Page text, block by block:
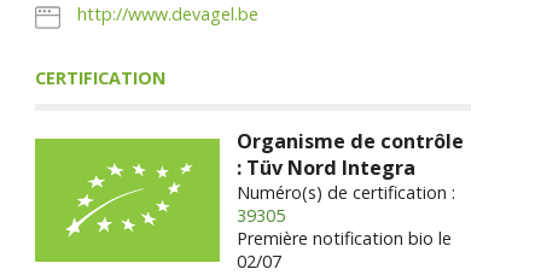
http://www.devagel.be
CERTIFICATION
Organisme de contrôle
: Tüv Nord Integra
Numéro(s) de certification :
39305
Première notification bio le
02/07